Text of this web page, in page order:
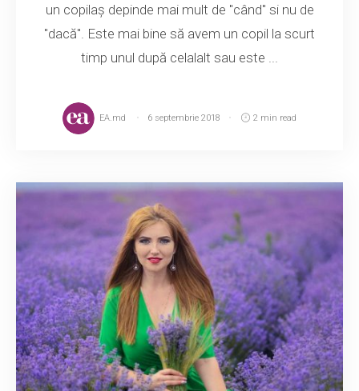
un copilaș depinde mai mult de "când" si nu de
"dacă". Este mai bine să avem un copil la scurt
timp unul după celalalt sau este ...
EA.md 6 septembrie 2018 2 min read